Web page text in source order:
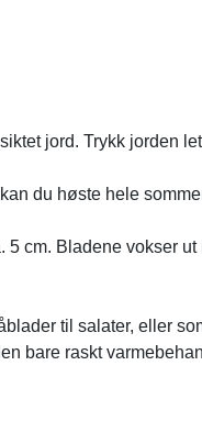
jord. Trykk jorden
du høste hele
5 cm. Bladene vokser
til salater, eller
bare raskt